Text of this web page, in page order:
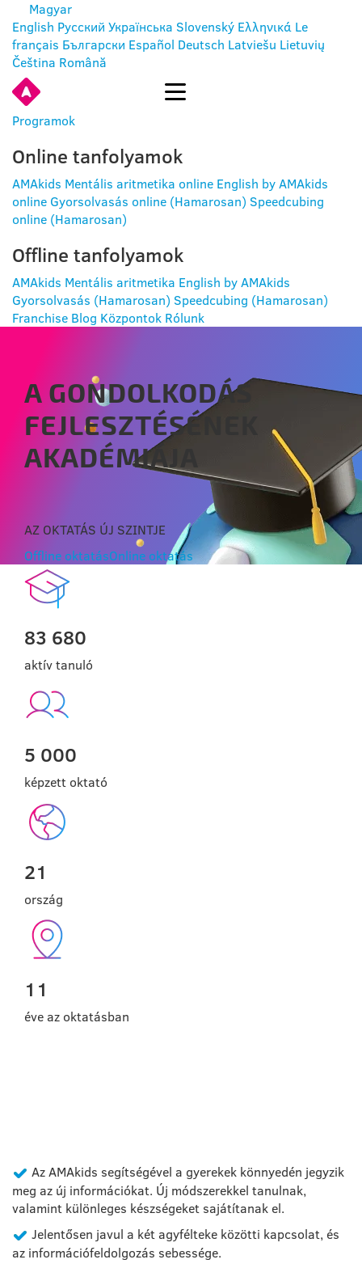
Magyar
English Русский Українська Slovenský Ελληνικά Le
français Български Español Deutsch Latviešu Lietuvių
Čeština Română
Programok
Online tanfolyamok
AMAkids Mentális aritmetika online English by AMAkids
online Gyorsolvasás online (Hamarosan) Speedcubing
online (Hamarosan)
Offline tanfolyamok
AMAkids Mentális aritmetika English by AMAkids
Gyorsolvasás (Hamarosan) Speedcubing (Hamarosan)
Franchise Blog Központok Rólunk
A GONDOLKODÁS
FEJLESZTÉSÉNEK
AKADÉMIÁJA
AZ OKTATÁS ÚJ SZINTJE
Offline oktatásOnline oktatás
83 680
aktív tanuló
5 000
képzett oktató
21
ország
11
éve az oktatásban
Az AMAkids segítségével a gyerekek könnyedén jegyzik
meg az új információkat. Új módszerekkel tanulnak,
valamint különleges készségeket sajátítanak el.
Jelentősen javul a két agyfélteke közötti kapcsolat, és
az információfeldolgozás sebessége.